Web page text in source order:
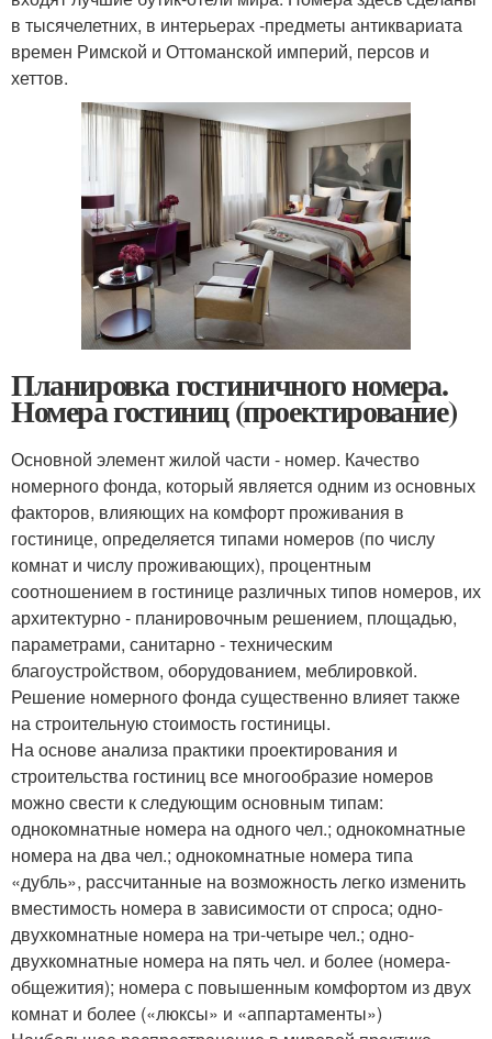
в тысячелетних, в интерьерах -предметы антиквариата
времен Римской и Оттоманской империй, персов и
хеттов.
Планировка гостиничного номера.
Номера гостиниц (проектирование)
Основной элемент жилой части - номер. Качество
номерного фонда, который является одним из основных
факторов, влияющих на комфорт проживания в
гостинице, определяется типами номеров (по числу
комнат и числу проживающих), процентным
соотношением в гостинице различных типов номеров, их
архитектурно - планировочным решением, площадью,
параметрами, санитарно - техническим
благоустройством, оборудованием, меблировкой.
Решение номерного фонда существенно влияет также
на строительную стоимость гостиницы.
На основе анализа практики проектирования и
строительства гостиниц все многообразие номеров
можно свести к следующим основным типам:
однокомнатные номера на одного чел.; однокомнатные
номера на два чел.; однокомнатные номера типа
«дубль», рассчитанные на возможность легко изменить
вместимость номера в зависимости от спроса; одно-
двухкомнатные номера на три-четыре чел.; одно-
двухкомнатные номера на пять чел. и более (номера-
общежития); номера с повышенным комфортом из двух
комнат и более («люксы» и «аппартаменты»)